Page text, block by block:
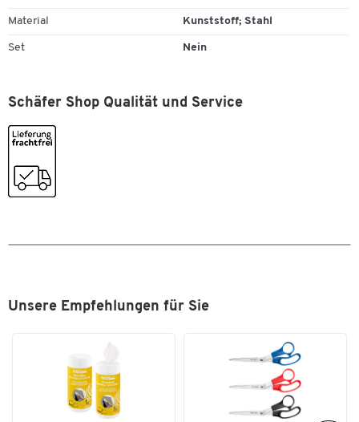
Material Kunststoff; Stahl
Set Nein
Schäfer Shop Qualität und Service
Unsere Empfehlungen für Sie